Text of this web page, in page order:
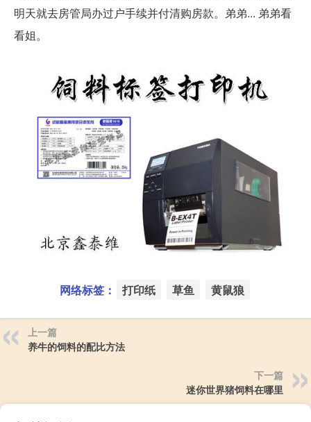
明天就去房管局办过户手续并付清购房款。弟弟... 弟弟看
看姐。
网络标签： 打印纸 草鱼 黄鼠狼
上一篇
养牛的饲料的配比方法
下一篇
迷你世界猪饲料在哪里